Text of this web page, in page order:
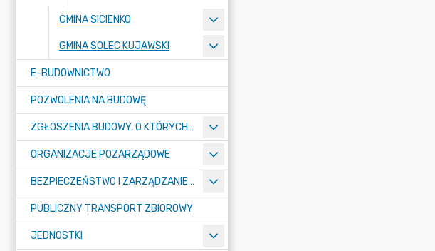
GMINA SICIENKO
GMINA SOLEC KUJAWSKI
E-BUDOWNICTWO
POZWOLENIA NA BUDOWĘ
ZGŁOSZENIA BUDOWY, O KTÓRYCH MOWA W ART. 29 UST. 1 PKT 1A, 2B I 19A USTAWY PRAWO BUDOWLANE
ORGANIZACJE POZARZĄDOWE
BEZPIECZEŃSTWO I ZARZĄDZANIE KRYZYSOWE
PUBLICZNY TRANSPORT ZBIOROWY
JEDNOSTKI